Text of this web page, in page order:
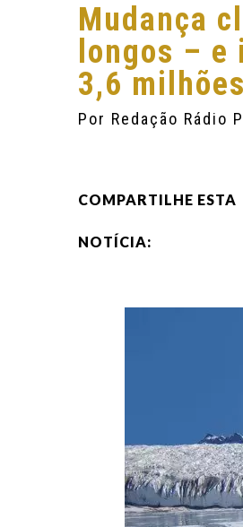
Mudança
longos –
3,6
Por Redação Rádio
COMPARTILHE ESTA
NOTÍCIA: